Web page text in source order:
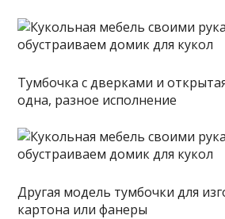
Тумбочка с дверками и
одна, разное исполнение
Другая модель тумбочки для
картона или фанеры